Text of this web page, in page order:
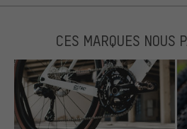
CES MARQUES NOUS